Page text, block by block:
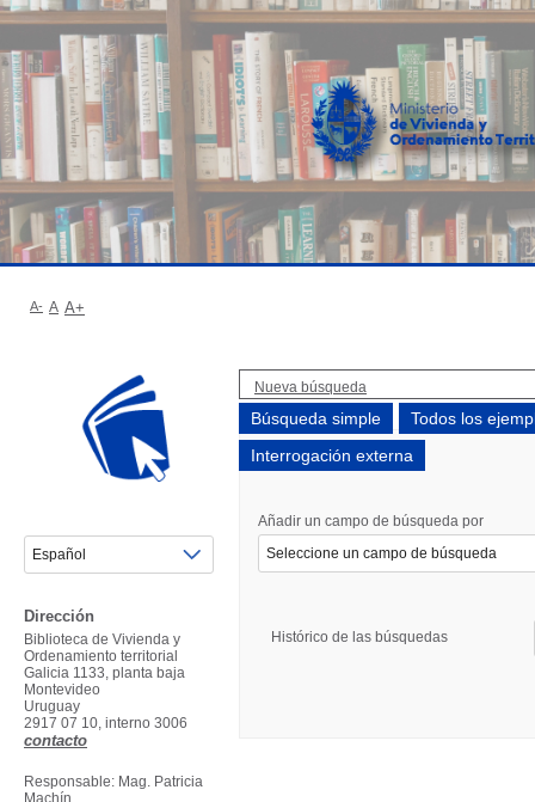
Nueva búsqueda
Búsqueda simple
Todos los
Interrogación externa
Añadir un campo de búsqueda por
Histórico de las búsquedas
A- A A+
Dirección
Biblioteca de Vivienda y
Ordenamiento territorial
Galicia 1133, planta baja
Montevideo
Uruguay
2917 07 10, interno 3006
contacto
Responsable: Mag. Patricia
Machín